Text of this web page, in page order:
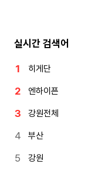
실시간 검색어
히게단
엔하이픈
강원전체
부산
강원